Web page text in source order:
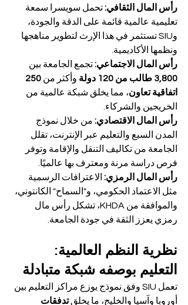
رأس المال الثقافي: تحمل سويسرا سمعة
تعليمية عالمية قائمة على الدقة والجودة،
وSIU تستثمر في هذا الإرث لتطوير مناهجها
ونظمها الأكاديمية.
رأس المال الاجتماعي: تجمع الجامعة بين
3,800 طالب من 120 دولة
وأكثر من
اتفاقية تعاون، مما يخلق شبكة عالمية من
الخريجين والشركاء.
رأس المال الاقتصادي: من خلال نموذج
المدن السبع والتعليم عبر الإنترنت، تقلل
الجامعة من تكاليف التنقل والإقامة وتوفر
فرص دراسة مرنة ومعترف بها عالميًا.
رأس المال الرمزي: الاعترافات الرسمية
مثل الاعتماد الحكومي، و"السماح" الكانتوني،
والموافقة من KHDA، تشكل رأس مال
رمزي يعزز الثقة في جودة الجامعة.
نظرية النظم العالمية:
التعليم بوصفه شبكة متبادلة
تعمل SIU وفق نموذج يوزع مراكز التعليم بين
أوروبا وآسيا والخليج، ما يخلق تدفقات